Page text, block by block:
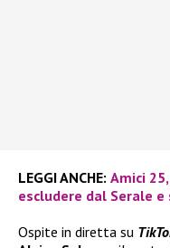
LEGGI ANCHE: Amici
escludere dal Serale
Ospite in diretta su